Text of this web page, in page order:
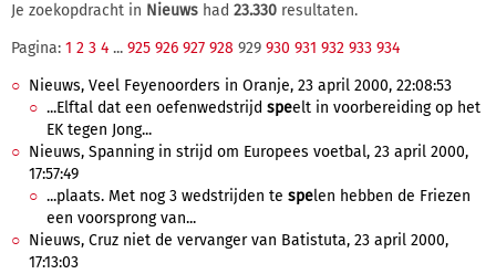
Je zoekopdracht in Nieuws had 23.330 resultaten.
Pagina: 1 2 3 4 ... 925 926 927 928 929 930 931 932 933 934
Nieuws, Veel Feyenoorders in Oranje, 23 april 2000, 22:08:53
...Elftal dat een oefenwedstrijd speelt in voorbereiding op het
EK tegen Jong...
Nieuws, Spanning in strijd om Europees voetbal, 23 april 2000,
17:57:49
...plaats. Met nog 3 wedstrijden te spelen hebben de Friezen
een voorsprong van...
Nieuws, Cruz niet de vervanger van Batistuta, 23 april 2000,
17:13:03